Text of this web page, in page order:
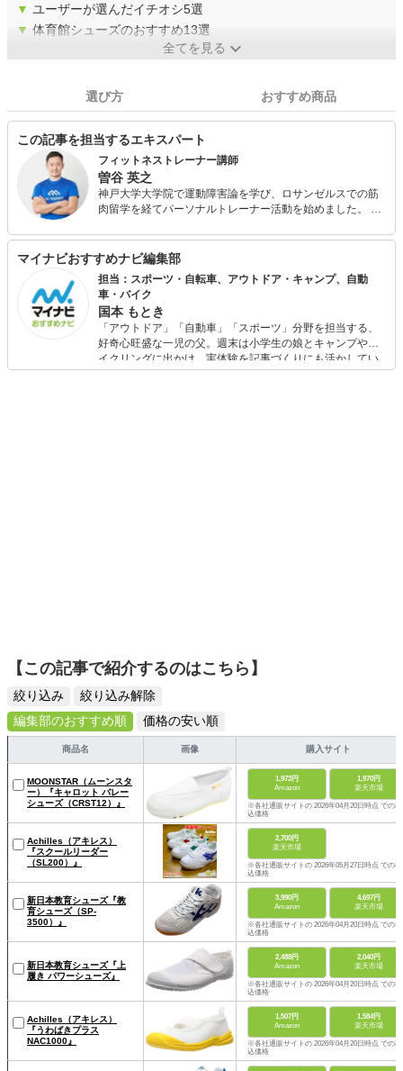
▼ ユーザーが選んだイチオシ5選
▼ 体育館シューズのおすすめ13選
全てを見る
選び方 おすすめ商品
この記事を担当するエキスパート
フィットネストレーナー講師
曽谷 英之
神戸大学大学院で運動障害論を学び、ロサンゼルスでの筋
肉留学を経てパーソナルトレーナー活動を始めました。 ロ
好評をいただき、パーソナルトレーニングマッチングサイ
ト 「MY TRAINERS(マイトレーナーズ)」の2018年度人気
No.1トレーナーになりました。 現在は、フィットネストレ
ーナーを「一家に一台」提供するために、トレーナースク
ール「MY TRAINERSアカデミー」の講師を担当していま
す。
マイナビおすすめナビ編集部
担当：スポーツ・自転車、アウトドア・キャンプ、自動
車・バイク
国本 もとき
「アウトドア」「自動車」「スポーツ」分野を担当する、
好奇心旺盛な一児の父。週末は小学生の娘とキャンプやサ
イクリングに出かけ、実体験を記事づくりにも活かしてい
ます。読者の「知りたい」を分かりやすく届けることをモ
【この記事で紹介するのはこちら】
絞り込み
絞り込み解除
編集部のおすすめ順
価格の安い順
商品名 画像 購入サイト
MOONSTAR（ムーンスタ
ー）『キャロット バレー
シューズ（CRST12）』
1,973円
Amazon
1,970円
楽天市場
※各社通販サイトの 2026年04月20日時点 での税
込価格
Achilles（アキレス）
『スクールリーダー
（SL200）』
2,700円
楽天市場
※各社通販サイトの 2026年05月27日時点 での税
込価格
新日本教育シューズ『教
育シューズ（SP-
3500）』
3,990円
Amazon
4,697円
楽天市場
※各社通販サイトの 2026年04月20日時点 での税
込価格
新日本教育シューズ『上
履き パワーシューズ』
2,488円
Amazon
2,040円
楽天市場
※各社通販サイトの 2026年04月20日時点 での税
込価格
Achilles（アキレス）
『うわばきプラス
NAC1000』
1,507円
Amazon
1,584円
楽天市場
※各社通販サイトの 2026年04月20日時点 での税
込価格